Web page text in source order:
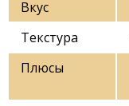
Вкус
Текстура
Плюсы